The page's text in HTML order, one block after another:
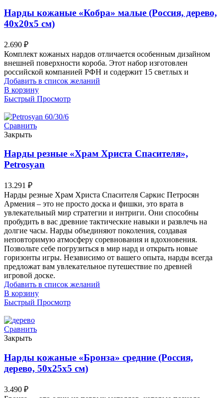
Нарды кожаные «Кобра» малые (Россия, дерево,
40х20х5 см)
2.690 ₽
Комплект кожаных нардов отличается особенным дизайном
внешней поверхности короба. Этот набор изготовлен
российской компанией РФН и содержит 15 светлых и
Добавить в список желаний
В корзину
Быстрый Просмотр
Сравнить
Закрыть
Нарды резные «Храм Христа Спасителя»,
Petrosyan
13.291 ₽
Нарды резные Храм Христа Спасителя Саркис Петросян
Армения – это не просто доска и фишки, это врата в
увлекательный мир стратегии и интриги. Они способны
пробудить в вас древние тактические навыки и развлечь на
долгие часы. Нарды объединяют поколения, создавая
неповторимую атмосферу соревнования и вдохновения.
Позвольте себе погрузиться в мир нард и открыть новые
горизонты игры. Независимо от вашего опыта, нарды всегда
предложат вам увлекательное путешествие по древней
игровой доске.
Добавить в список желаний
В корзину
Быстрый Просмотр
Сравнить
Закрыть
Нарды кожаные «Бронза» средние (Россия,
дерево, 50х25х5 см)
3.490 ₽